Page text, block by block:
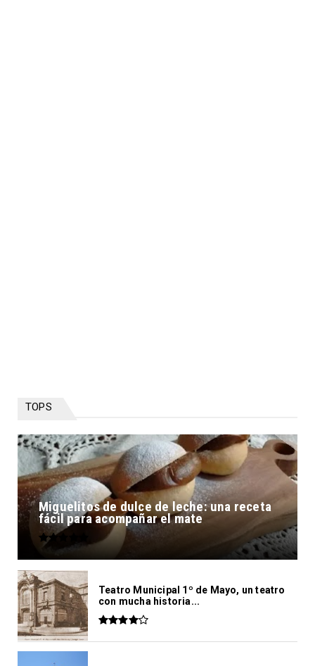
TOPS
Miguelitos de dulce de leche: una receta
fácil para acompañar el mate
Teatro Municipal 1º de Mayo, un teatro
con mucha historia...